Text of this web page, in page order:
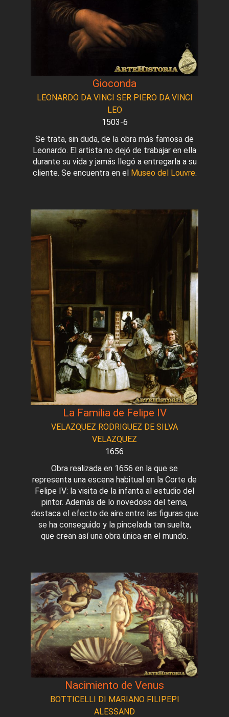
Gioconda
LEONARDO DA VINCI SER PIERO DA VINCI
LEO
1503-6
Se trata, sin duda, de la obra más famosa de
Leonardo. El artista no dejó de trabajar en ella
durante su vida y jamás llegó a entregarla a su
cliente. Se encuentra en el Museo del Louvre.
La Familia de Felipe IV
VELAZQUEZ RODRIGUEZ DE SILVA
VELAZQUEZ
1656
Obra realizada en 1656 en la que se
representa una escena habitual en la Corte de
Felipe IV: la visita de la infanta al estudio del
pintor. Además de lo novedoso del tema,
destaca el efecto de aire entre las figuras que
se ha conseguido y la pincelada tan suelta,
que crean así una obra única en el mundo.
Nacimiento de Venus
BOTTICELLI DI MARIANO FILIPEPI
ALESSAND